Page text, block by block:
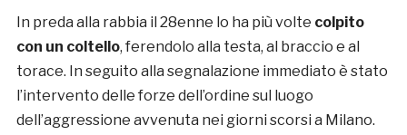
In preda alla rabbia il 28enne lo ha più volte colpito
con un coltello, ferendolo alla testa, al braccio e al
torace. In seguito alla segnalazione immediato è stato
l’intervento delle forze dell’ordine sul luogo
dell’aggressione avvenuta nei giorni scorsi a Milano.